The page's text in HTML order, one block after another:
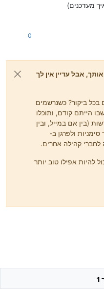
מעדכנים)
0
אבל עדיין אין לך
בכל ביקור? כשנרשמים
הייתם קודם, ותוכלו
(בין אם במייל, ובין
ולפרגן ב-
להיות אפילו טוב יותר